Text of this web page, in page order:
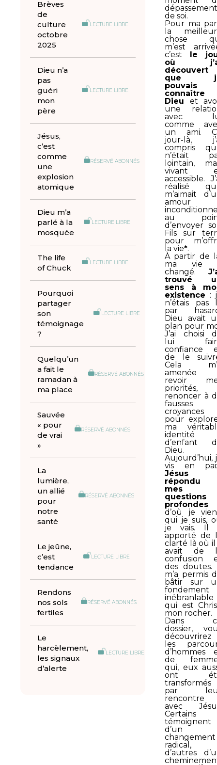
Brèves
de
culture
octobre
2025
LECTURE LIBRE
Dieu n’a
pas
guéri
mon
père
LECTURE LIBRE
Jésus,
c’est
comme
une
explosion
atomique
RÉSERVÉ ABONNÉS
Dieu m’a
parlé à la
mosquée
LECTURE LIBRE
The life
of Chuck
LECTURE LIBRE
Pourquoi
partager
son
témoignage
?
LECTURE LIBRE
Quelqu’un
a fait le
ramadan à
ma place
RÉSERVÉ ABONNÉS
Sauvée
« pour
de vrai
»
RÉSERVÉ ABONNÉS
La
lumière,
un allié
pour
notre
santé
RÉSERVÉ ABONNÉS
Le jeûne,
c’est
tendance
LECTURE LIBRE
Rendons
nos sols
fertiles
RÉSERVÉ ABONNÉS
Le
harcèlement,
les signaux
d’alerte
LECTURE LIBRE
de soi.
Pour ma
la
chose
m’est
c’est le
où
découvert
que
pouvais
connaître
Dieu et
une
avec
comme
un ami.
jour-là,
compris
n’était
lointain,
vivant
accessible.
réalisé
m’aimait
amour
au
d’envoyer
Fils sur
pour
la vie*.
À partir de
ma vie
changé.
trouvé
sens à
existence :
n’étais pas
par
Dieu avait
plan pour
J’ai choisi
lui
confiance
de le
Cela
amenée
revoir
priorités,
renoncer à
fausses
croyances
pour
ma
identité
d’enfant
Dieu.
Aujourd’hui,
vis en
Jésus
répondu
mes
questions
profondes
d’où je
qui je suis,
je vais. Il
apporté de
clarté là où il
avait de
confusion
des doutes.
m’a permis
bâtir sur
fondement
inébranlable
qui est
mon rocher.
Dans
dossier,
découvrirez
les
d’hommes
de
qui, eux
ont
transformés
par
rencontre
avec
Certains
témoignent
d’un
changement
radical,
d’autres